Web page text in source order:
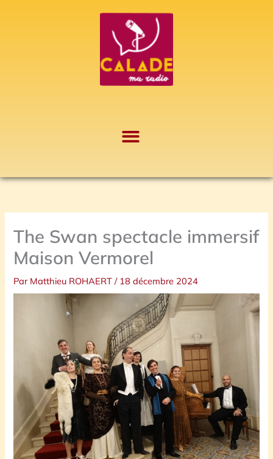
The Swan spectacle immersif
Maison Vermorel
Par Matthieu ROHAERT/ 18 décembre 2024